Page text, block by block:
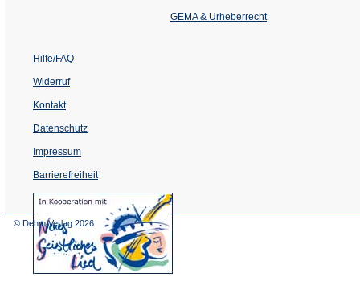
Tab)
GEMA & Urheberrecht
Hilfe/FAQ
Widerruf
Kontakt
Datenschutz
Impressum
Barrierefreiheit
(Öffnet
in
© Dehm Verlag 2026